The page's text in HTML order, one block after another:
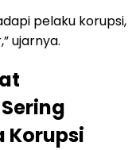
pelaku korupsi,
ujarnya.
Korupsi